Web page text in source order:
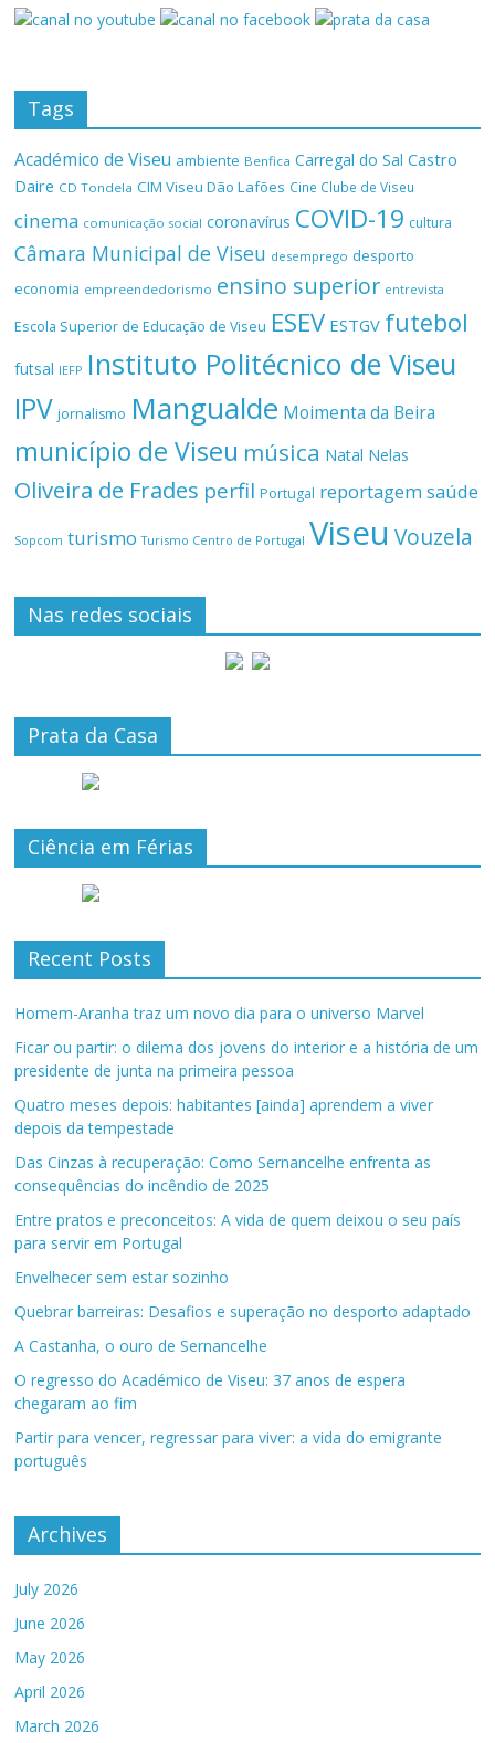
Tags
Académico de Viseu ambiente Benfica Carregal do Sal Castro
Daire CD Tondela CIM Viseu Dão Lafões Cine Clube de Viseu
cinema comunicação social coronavírus COVID-19 cultura
Câmara Municipal de Viseu desemprego desporto
economia empreendedorismo ensino superior entrevista
Escola Superior de Educação de Viseu ESEV ESTGV futebol
futsal IEFP Instituto Politécnico de Viseu
IPV jornalismo Mangualde Moimenta da Beira
município de Viseu música Natal Nelas
Oliveira de Frades perfil Portugal reportagemsaúde
Sopcom turismo Turismo Centro de Portugal Viseu Vouzela
Nas redes sociais
Prata da Casa
Ciência em Férias
Recent Posts
Homem-Aranha traz um novo dia para o universo Marvel
Ficar ou partir: o dilema dos jovens do interior e a história de um
presidente de junta na primeira pessoa
Quatro meses depois: habitantes [ainda] aprendem a viver
depois da tempestade
Das Cinzas à recuperação: Como Sernancelhe enfrenta as
consequências do incêndio de 2025
Entre pratos e preconceitos: A vida de quem deixou o seu país
para servir em Portugal
Envelhecer sem estar sozinho
Quebrar barreiras: Desafios e superação no desporto adaptado
A Castanha, o ouro de Sernancelhe
O regresso do Académico de Viseu: 37 anos de espera
chegaram ao fim
Partir para vencer, regressar para viver: a vida do emigrante
português
Archives
July 2026
June 2026
May 2026
April 2026
March 2026